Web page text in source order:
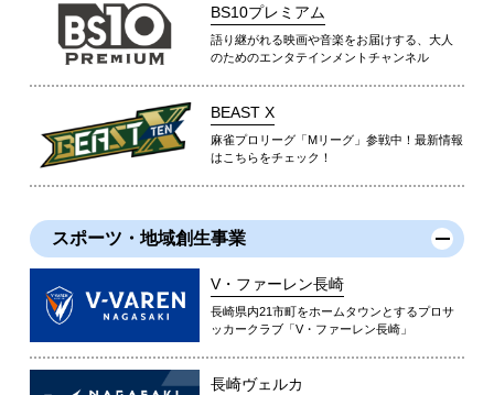
BS10プレミアム
語り継がれる映画や音楽をお届けする、大人
のためのエンタテインメントチャンネル
BEAST X
麻雀プロリーグ「Mリーグ」参戦中！最新情報
はこちらをチェック！
スポーツ・地域創生事業
V・ファーレン長崎
長崎県内21市町をホームタウンとするプロサ
ッカークラブ「V・ファーレン長崎」
長崎ヴェルカ